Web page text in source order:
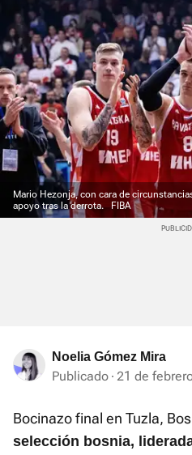
Mario Hezonja, con cara de
apoyo tras la derrota. FIBA
Noelia Gómez Mira
Publicado 21 de
Bocinazo final en Tuzla,
selección bosnia,